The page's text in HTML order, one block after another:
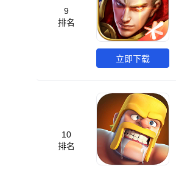
9
排名
立即下载
10
排名